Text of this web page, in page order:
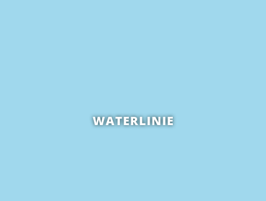
WATERLINIE